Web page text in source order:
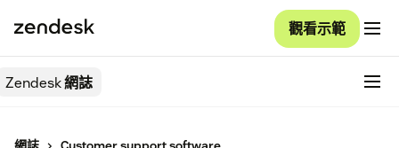
觀看示範
Zendesk網誌